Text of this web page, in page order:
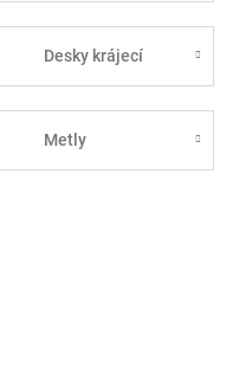
Desky krájecí
Metly